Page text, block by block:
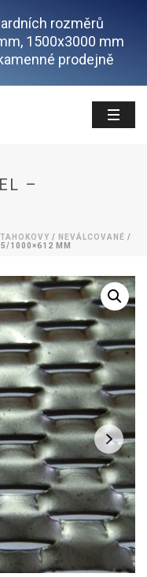
rozměrů
1500x3000 mm
prodejně
–
TAHOKOVY / NEVÁLCOVANÉ /
1000×612 MM